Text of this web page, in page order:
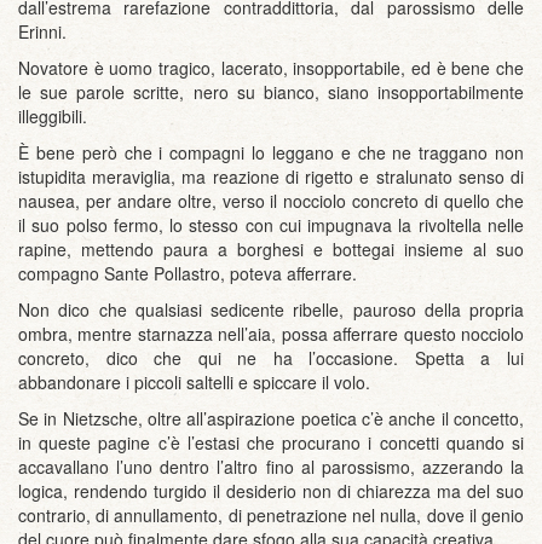
dall’estrema rarefazione contraddittoria, dal parossismo delle
Erinni.
Novatore è uomo tragico, lacerato, insopportabile, ed è bene che
le sue parole scritte, nero su bianco, siano insopportabilmente
illeggibili.
È bene però che i compagni lo leggano e che ne traggano non
istupidita meraviglia, ma reazione di rigetto e stralunato senso di
nausea, per andare oltre, verso il nocciolo concreto di quello che
il suo polso fermo, lo stesso con cui impugnava la rivoltella nelle
rapine, mettendo paura a borghesi e bottegai insieme al suo
compagno Sante Pollastro, poteva afferrare.
Non dico che qualsiasi sedicente ribelle, pauroso della propria
ombra, mentre starnazza nell’aia, possa afferrare questo nocciolo
concreto, dico che qui ne ha l’occasione. Spetta a lui
abbandonare i piccoli saltelli e spiccare il volo.
Se in Nietzsche, oltre all’aspirazione poetica c’è anche il concetto,
in queste pagine c’è l’estasi che procurano i concetti quando si
accavallano l’uno dentro l’altro fino al parossismo, azzerando la
logica, rendendo turgido il desiderio non di chiarezza ma del suo
contrario, di annullamento, di penetrazione nel nulla, dove il genio
del cuore può finalmente dare sfogo alla sua capacità creativa.